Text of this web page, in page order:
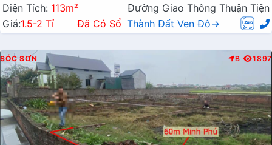
Diện Tích: 113m²
Đường Giao Thông Thuận Tiện
Giá:1.5-2 Tỉ Đã Có Sổ Thành Đất Ven Đô→
SÓC SƠN B 1897